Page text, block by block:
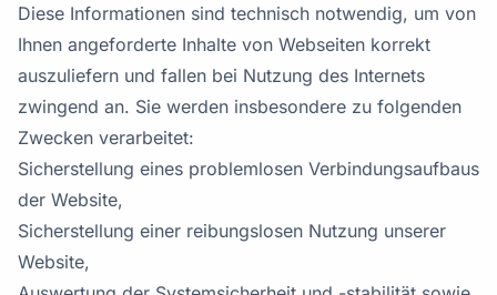
Diese Informationen sind technisch notwendig, um von
Ihnen angeforderte Inhalte von Webseiten korrekt
auszuliefern und fallen bei Nutzung des Internets
zwingend an. Sie werden insbesondere zu folgenden
Zwecken verarbeitet:
Sicherstellung eines problemlosen Verbindungsaufbaus
der Website,
Sicherstellung einer reibungslosen Nutzung unserer
Website,